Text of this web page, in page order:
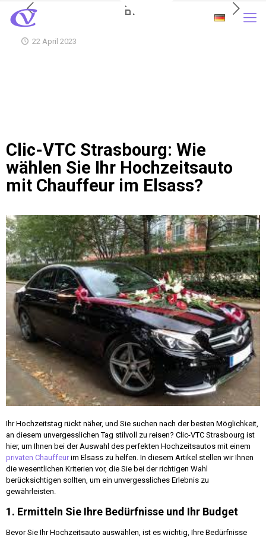
22 April 2023
Clic-VTC Strasbourg: Wie
wählen Sie Ihr Hochzeitsauto
mit Chauffeur im Elsass?
Ihr Hochzeitstag rückt näher, und Sie suchen nach der besten Möglichkeit,
an diesem unvergesslichen Tag stilvoll zu reisen? Clic-VTC Strasbourg ist
hier, um Ihnen bei der Auswahl des perfekten Hochzeitsautos mit einem
privaten Chauffeurim Elsass zu helfen. In diesem Artikel stellen wir Ihnen
die wesentlichen Kriterien vor, die Sie bei der richtigen Wahl
berücksichtigen sollten, um ein unvergessliches Erlebnis zu
gewährleisten.
1. Ermitteln Sie Ihre Bedürfnisse und Ihr Budget
Bevor Sie Ihr Hochzeitsauto auswählen, ist es wichtig, Ihre Bedürfnisse